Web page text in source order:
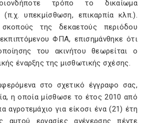
τρόπο το δικαίωμα
(π.χ. υπεκμίσθωση, επικαρπία κλπ.).
της δεκαετούς περιόδου
ΦΠΑ, επισημάνθηκε ότι
του ακινήτου θεωρείται ο
έναρξης της μισθωτικής σχέσης.
στο σχετικό έγγραφο σας,
η οποία μίσθωσε το έτος 2010 από
για είκοσι ένα (21) έτη
αυτού εργασίες ανέγερσης πέντε